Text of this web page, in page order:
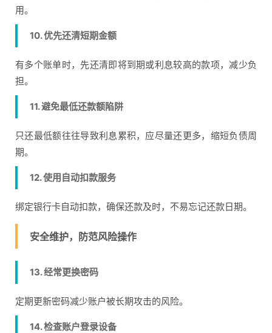
用。
10. 优先还清短期金额
有多个账单时，先还清即将到期或利息较高的款项，减少负
担。
11. 避免最低还款额陷阱
只还最低额往往导致利息累积，应尽量还更多，缩短负债周
期。
12. 使用自动扣款服务
绑定银行卡自动扣款，确保还款及时，不易忘记还款日期。
安全维护，防范风险操作
13. 经常更换密码
定期更新密码减少账户被长期攻击的风险。
14. 检查账户登录设备